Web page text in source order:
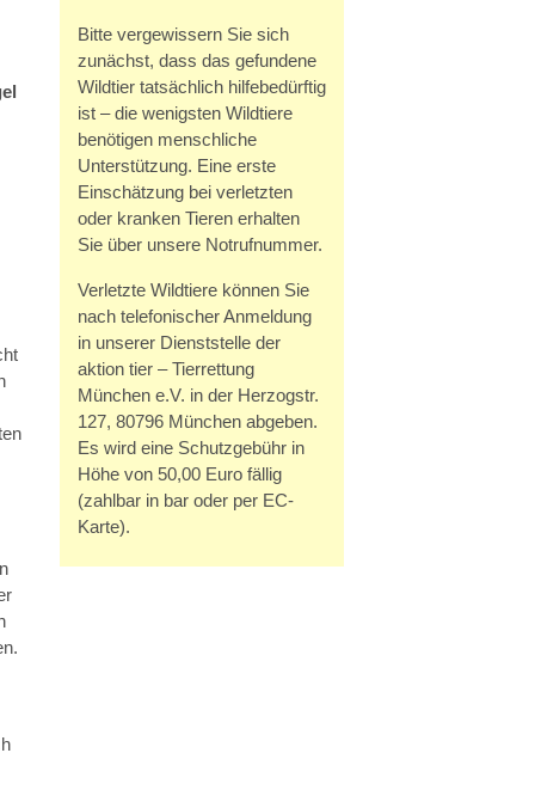
Bitte vergewissern Sie sich
zunächst, dass das gefundene
Wildtier tatsächlich hilfebedürftig
ist – die wenigsten Wildtiere
benötigen menschliche
Unterstützung. Eine erste
Einschätzung bei verletzten
oder kranken Tieren erhalten
Sie über unsere Notrufnummer.
Verletzte Wildtiere können Sie
nach telefonischer Anmeldung
in unserer Dienststelle der
aktion tier – Tierrettung
München e.V. in der Herzogstr.
127, 80796 München abgeben.
Es wird eine Schutzgebühr in
Höhe von 50,00 Euro fällig
(zahlbar in bar oder per EC-
Karte).